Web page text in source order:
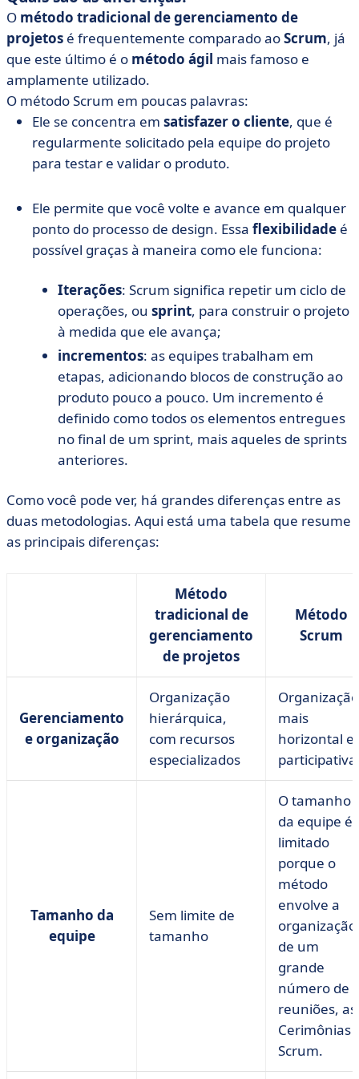
O método tradicional de gerenciamento de
projetos é frequentemente comparado aoScrum, já
que este último é o método ágil mais famoso e
amplamente utilizado.
O método Scrum em poucas palavras:
Ele se concentra em satisfazer o cliente, que é
regularmente solicitado pela equipe do projeto
para testar e validar o produto.
Ele permite que você volte e avance em qualquer
ponto do processo de design. Essa flexibilidade é
possível graças à maneira como ele funciona:
Iterações: Scrum significa repetir um ciclo de
operações, ou sprint, para construir o projeto
à medida que ele avança;
incrementos: as equipes trabalham em
etapas, adicionando blocos de construção ao
produto pouco a pouco. Um incremento é
definido como todos os elementos entregues
no final de um sprint, mais aqueles de sprints
anteriores.
Como você pode ver, há grandes diferenças entre as
duas metodologias. Aqui está uma tabela que resume
as principais diferenças:
Método
tradicional de
gerenciamento
de projetos
Método
Scrum
Gerenciamento
e organização
Organização
hierárquica,
com recursos
especializados
Organização
mais
horizontal e
participativa
Tamanho da
equipe
Sem limite de
tamanho
O tamanho
da equipe é
limitado
porque o
método
envolve a
organização
de um
grande
número de
reuniões, as
Cerimônias
Scrum.